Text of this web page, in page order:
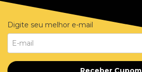
Digite seu melhor e-mail